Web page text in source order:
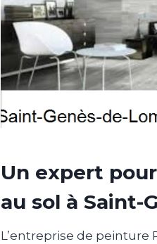
Un expert
au sol à Saint-
L’entreprise de peinture